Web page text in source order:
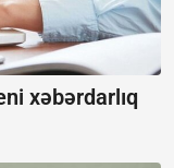
xəbərdarlıq